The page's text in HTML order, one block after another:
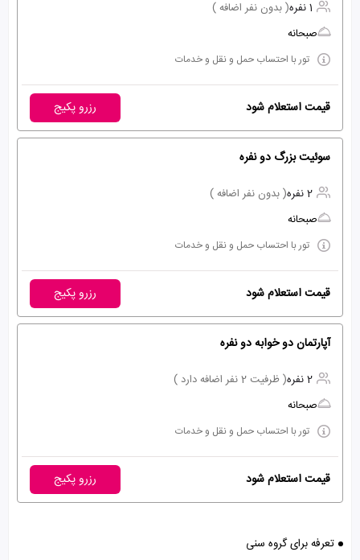
1 نفره
( بدون نفر اضافه )
صبحانه
تور با احتساب حمل و نقل و خدمات
قیمت استعلام شود رزرو پکیج
سوئیت بزرگ دو نفره
2 نفره
( بدون نفر اضافه )
صبحانه
تور با احتساب حمل و نقل و خدمات
قیمت استعلام شود رزرو پکیج
آپارتمان دو خوابه دو نفره
2 نفره
( ظرفیت 2 نفر اضافه دارد )
صبحانه
تور با احتساب حمل و نقل و خدمات
قیمت استعلام شود رزرو پکیج
تعرفه برای گروه سنی